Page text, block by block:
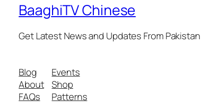
BaaghiTV Chinese
Get Latest News and Updates From Pakistan
Blog
About
FAQs
Events
Shop
Patterns